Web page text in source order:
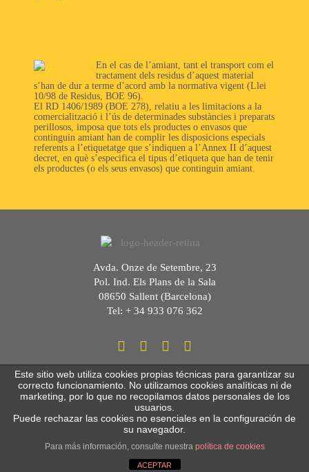
En el cas de l’amiant, tant el transport com el
tractament dels residus d’aquest material
s’han de dur a terme d’acord amb la normativa vigent (Llei
10/98 de Residus, BOE 96).
El RD 1406/1989 (BOE 278), relatiu a les limitacions a la
comercialització i l’ús de determinades substàncies i preparats
perillosos, imposa que tots els productes o envasos que
continguin amiant han de complir les disposicions especials
referents a l’etiquetatge que s’indiquen a l’Annex II d’aquest
decret, en què s’especifica el tipus d’etiqueta que han de tenir
els productes (o els seus envasos) que continguin amiant.
Avda. Onze de Setembre, 23
Pol. Ind. Els Plans de la Sala
08650 Sallent (Barcelona)
Tel: + 34 933 076 362
CLIMESA| © Copyright2026 | Todos los derechos
Información legal|Avisos Oficiales
076 362 |
E-mail
Este sitio web utiliza cookies propias técnicas para garantizar su
correcto funcionamiento. No utilizamos cookies analíticas ni de
marketing, por lo que no recopilamos datos personales de los
usuarios.
Puede rechazar las cookies no esenciales en la configuración de
su navegador.
Para más información, consulte nuestra política de cookies
ACEPTAR